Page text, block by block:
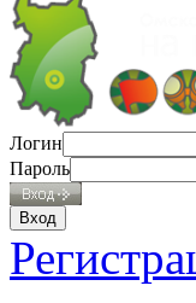
Логин
Пароль